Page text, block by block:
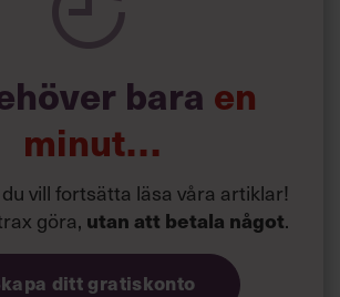
mest sannolika att bli automatiserade,
skriver Mulcahy och tillägger
jobb om de förlorar sitt nuvarande.
bara en
minut…
vill fortsätta läsa våra artiklar!
göra, utan att betala något.
ditt gratiskonto